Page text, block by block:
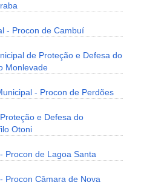
- Procon de Cambuí
de Proteção e Defesa do
Monlevade
- Procon de Perdões
e Defesa do
Otoni
Procon de Lagoa Santa
Procon Câmara de Nova